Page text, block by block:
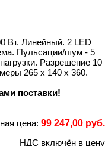
Вт. Линейный. 2 LED
Пульсации/шум - 5
Разрешение 10
265 x 140 x 360.
поставки!
цена: 99 247,00 руб.
НДС включён в цену